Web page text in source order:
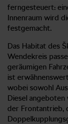
ferngesteuert:
Innenraum wird
festgemacht.
Das Habitat des
Wendekreis
geräumigen
ist
wobei sowohl
Diesel
der Frontantrieb,